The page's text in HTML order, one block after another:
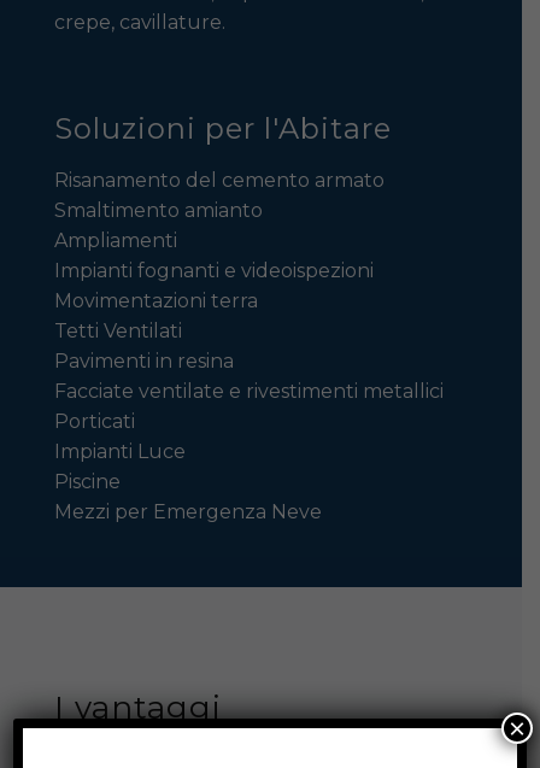
crepe, cavillature.
Soluzioni per l'Abitare
Risanamento del cemento armato
Smaltimento amianto
Ampliamenti
Impianti fognanti e videoispezioni
Movimentazioni terra
Tetti Ventilati
Pavimenti in resina
Facciate ventilate e rivestimenti metallici
Porticati
Impianti Luce
Piscine
Mezzi per Emergenza Neve
I vantaggi
×